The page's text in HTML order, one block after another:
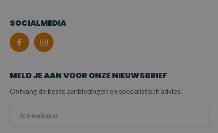
SOCIALMEDIA
MELD JE AAN VOOR ONZE NIEUWSBRIEF
Ontvang de beste aanbiedingen en specialistisch advies.